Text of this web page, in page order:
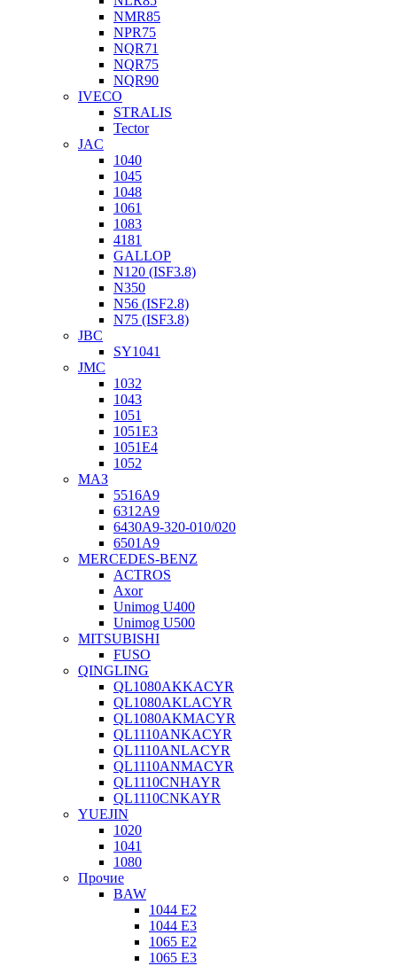
NMR85
NPR75
NQR71
NQR75
NQR90
IVECO
STRALIS
Tector
JAC
1040
1045
1048
1061
1083
4181
GALLOP
N120 (ISF3.8)
N350
N56 (ISF2.8)
N75 (ISF3.8)
JBC
SY1041
JMC
1032
1043
1051
1051Е3
1051Е4
1052
МАЗ
5516А9
6312А9
6430А9-320-010/020
6501А9
MERCEDES-BENZ
ACTROS
Axor
Unimog U400
Unimog U500
MITSUBISHI
FUSO
QINGLING
QL1080AKKACYR
QL1080AKLACYR
QL1080AKMACYR
QL1110ANKACYR
QL1110ANLACYR
QL1110ANMACYR
QL1110CNHAYR
QL1110CNKAYR
YUEJIN
1020
1041
1080
Прочие
BAW
1044 E2
1044 E3
1065 E2
1065 E3